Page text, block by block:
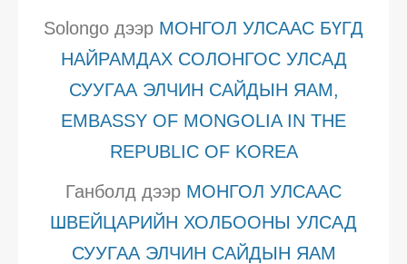
Solongo дээр МОНГОЛ УЛСААС БҮГД
НАЙРАМДАХ СОЛОНГОС УЛСАД
СУУГАА ЭЛЧИН САЙДЫН ЯАМ,
EMBASSY OF MONGOLIA IN THE
REPUBLIC OF KOREA
Ганболд дээр МОНГОЛ УЛСААС
ШВЕЙЦАРИЙН ХОЛБООНЫ УЛСАД
СУУГАА ЭЛЧИН САЙДЫН ЯАМ